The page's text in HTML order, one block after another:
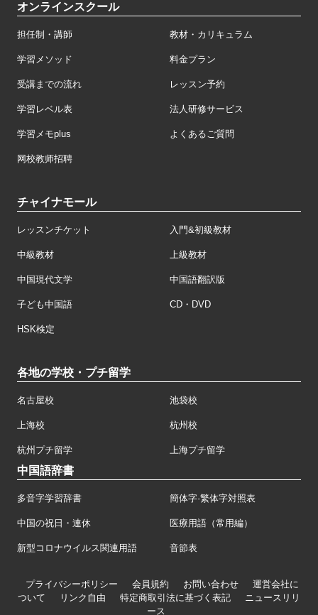
オンラインスクール
担任制・講師 教材・カリキュラム
学習メソッド 料金プラン
受講までの流れ レッスン予約
学習レベル表 法人研修サービス
学習メモplus よくあるご質問
网校教师招聘
チャイナモール
レッスンチケット 入門&初級教材
中級教材 上級教材
中国現代文学 中国語翻訳版
子ども中国語 CD・DVD
HSK検定
各地の学校・プチ留学
名古屋校 池袋校
上海校 杭州校
杭州プチ留学 上海プチ留学
中国語辞書
多音字学習辞書 簡体字·繁体字対照表
中国の祝日・連休 医療用語（常用編）
新型コロナウイルス関連用語 音節表
プライバシーポリシー 会員規約 お問い合わせ
運営会社に
ついて
リンク自由 特定商取引法に基づく表記
ニュースリリ
ース